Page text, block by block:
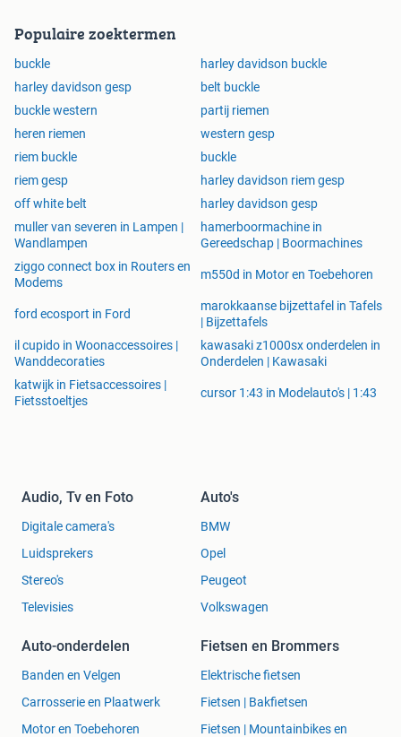
Populaire zoektermen
buckle
harley davidson buckle
harley davidson gesp
belt buckle
buckle western
partij riemen
heren riemen
western gesp
riem buckle
buckle
riem gesp
harley davidson riem gesp
off white belt
harley davidson gesp
muller van severen in Lampen |
Wandlampen
hamerboormachine in
Gereedschap | Boormachines
ziggo connect box in Routers en
Modems
m550d in Motor en Toebehoren
ford ecosport in Ford
marokkaanse bijzettafel in Tafels
| Bijzettafels
il cupido in Woonaccessoires |
Wanddecoraties
kawasaki z1000sx onderdelen in
Onderdelen | Kawasaki
katwijk in Fietsaccessoires |
Fietsstoeltjes
cursor 1:43 in Modelauto's | 1:43
Audio, Tv en Foto
Digitale camera's
Luidsprekers
Stereo's
Televisies
Auto's
BMW
Opel
Peugeot
Volkswagen
Auto-onderdelen
Banden en Velgen
Carrosserie en Plaatwerk
Motor en Toebehoren
Fietsen en Brommers
Elektrische fietsen
Fietsen | Bakfietsen
Fietsen | Mountainbikes en